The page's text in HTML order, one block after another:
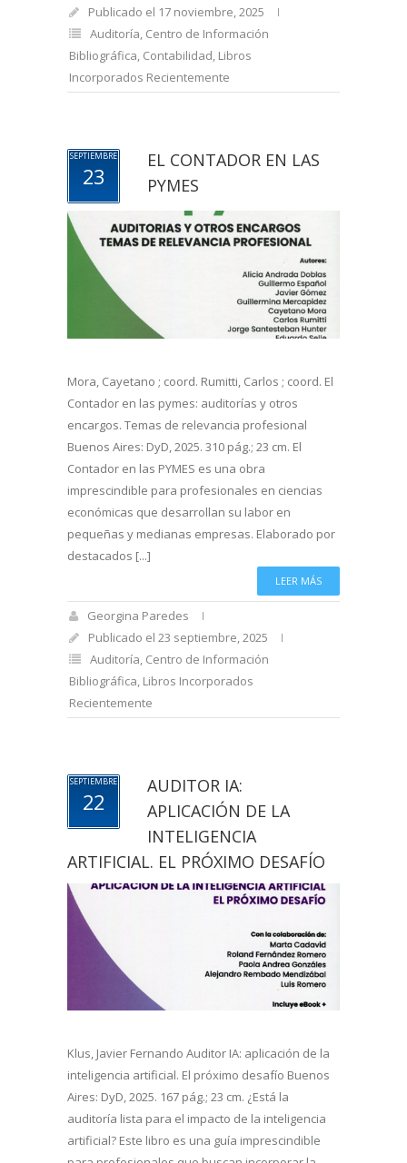
Publicado el 17 noviembre, 2025
Auditoría, Centro de Información
Bibliográfica, Contabilidad, Libros
Incorporados Recientemente
SEPTIEMBRE
23
EL CONTADOR EN LAS
PYMES
Mora, Cayetano ; coord. Rumitti, Carlos ; coord. El
Contador en las pymes: auditorías y otros
encargos. Temas de relevancia profesional
Buenos Aires: DyD, 2025. 310 pág.; 23 cm. El
Contador en las PYMES es una obra
imprescindible para profesionales en ciencias
económicas que desarrollan su labor en
pequeñas y medianas empresas. Elaborado por
destacados [...]
LEER MÁS
Georgina Paredes
Publicado el 23 septiembre, 2025
Auditoría, Centro de Información
Bibliográfica, Libros Incorporados
Recientemente
SEPTIEMBRE
22
AUDITOR IA:
APLICACIÓN DE LA
INTELIGENCIA
ARTIFICIAL. EL PRÓXIMO DESAFÍO
Klus, Javier Fernando Auditor IA: aplicación de la
inteligencia artificial. El próximo desafío Buenos
Aires: DyD, 2025. 167 pág.; 23 cm. ¿Está la
auditoría lista para el impacto de la inteligencia
artificial? Este libro es una guía imprescindible